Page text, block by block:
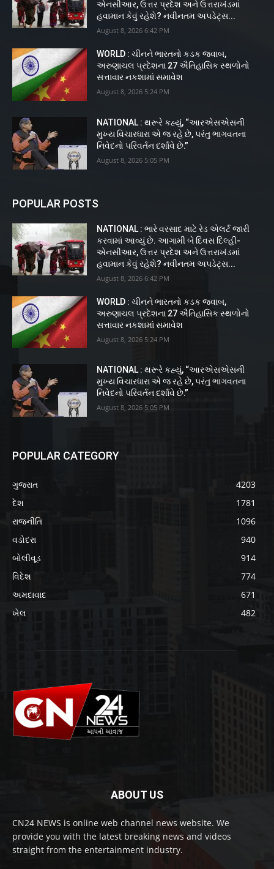
એનસીઆર, ઉત્તર પ્રદેશ અને ઉત્તરાખંડમાં
હવામાન કેવું રહેશે? નવીનતમ અપડેટ્સ...
August 8, 2026 6:42 PM
WORLD : ચીનને ભારતનો કડક જવાબ,
અરુણાચલ પ્રદેશના 27 ઐતિહાસિક સ્થળોનો
સત્તાવાર નકશામાં સમાવેશ
August 8, 2026 5:24 PM
NATIONAL : થરૂરે કહ્યું, “આરએસએસની
મુખ્ય વિચારધારા એ જ રહે છે, પરંતુ ભાગવતના
નિવેદનો પરિવર્તન દર્શાવે છે.”
August 8, 2026 5:05 PM
POPULAR POSTS
NATIONAL : ભારે વરસાદ માટે રેડ એલર્ટ જારી
કરવામાં આવ્યું છે. આગામી બે દિવસ દિલ્હી-
એનસીઆર, ઉત્તર પ્રદેશ અને ઉત્તરાખંડમાં
હવામાન કેવું રહેશે? નવીનતમ અપડેટ્સ...
August 8, 2026 6:42 PM
WORLD : ચીનને ભારતનો કડક જવાબ,
અરુણાચલ પ્રદેશના 27 ઐતિહાસિક સ્થળોનો
સત્તાવાર નકશામાં સમાવેશ
August 8, 2026 5:24 PM
NATIONAL : થરૂરે કહ્યું, “આરએસએસની
મુખ્ય વિચારધારા એ જ રહે છે, પરંતુ ભાગવતના
નિવેદનો પરિવર્તન દર્શાવે છે.”
August 8, 2026 5:05 PM
POPULAR CATEGORY
ગુજરાત
4203
દેશ
1781
રાજનીતિ
1096
વડોદરા
940
બોલીવૂડ
914
વિદેશ
774
અમદાવાદ
671
ખેલ
482
ABOUT US
CN24 NEWS is online web channel news website. We
provide you with the latest breaking news and videos
straight from the entertainment industry.